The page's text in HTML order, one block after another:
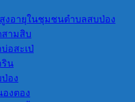
อายุในชุมชนตำบลสบป่อง
ามสิบ
อสะเป่
ริน
อง
งตอง
ย
บการ